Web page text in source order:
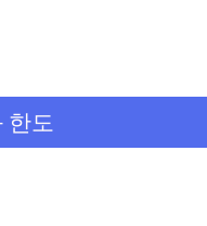
한도